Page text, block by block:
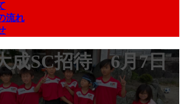
流れ
成SC招待 6月7日